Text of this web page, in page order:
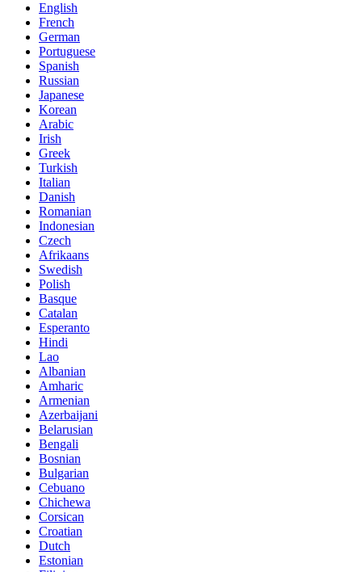
English
French
German
Portuguese
Spanish
Russian
Japanese
Korean
Arabic
Irish
Greek
Turkish
Italian
Danish
Romanian
Indonesian
Czech
Afrikaans
Swedish
Polish
Basque
Catalan
Esperanto
Hindi
Lao
Albanian
Amharic
Armenian
Azerbaijani
Belarusian
Bengali
Bosnian
Bulgarian
Cebuano
Chichewa
Corsican
Croatian
Dutch
Estonian